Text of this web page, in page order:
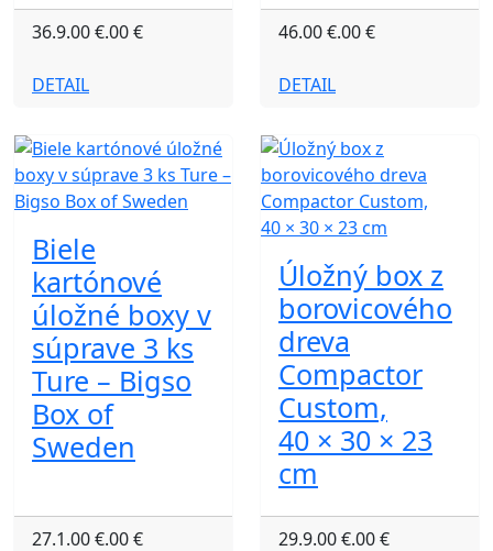
36.9.00 €.00 €
DETAIL
46.00 €.00 €
DETAIL
Biele
kartónové
úložné boxy v
súprave 3 ks
Ture – Bigso
Box of
Sweden
27.1.00 €.00 €
Úložný box z
borovicového
dreva
Compactor
Custom,
40 × 30 × 23
cm
29.9.00 €.00 €